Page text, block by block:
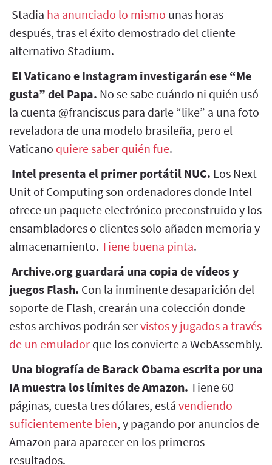
Stadia ha anunciado lo mismo unas horas
después, tras el éxito demostrado del cliente
alternativo Stadium.
El Vaticano e Instagram investigarán ese “Me
gusta” del Papa. No se sabe cuándo ni quién usó
la cuenta @franciscus para darle “like” a una foto
reveladora de una modelo brasileña, pero el
Vaticano quiere saber quién fue.
Intel presenta el primer portátil NUC. Los Next
Unit of Computing son ordenadores donde Intel
ofrece un paquete electrónico preconstruido y los
ensambladores o clientes solo añaden memoria y
almacenamiento. Tiene buena pinta.
Archive.org guardará una copia de vídeos y
juegos Flash. Con la inminente desaparición del
soporte de Flash, crearán una colección donde
estos archivos podrán servistos y jugados a través
de un emulador que los convierte a WebAssembly.
Una biografía de Barack Obama escrita por una
IA muestra los límites de Amazon. Tiene 60
páginas, cuesta tres dólares, está vendiendo
suficientemente bien, y pagando por anuncios de
Amazon para aparecer en los primeros
resultados.